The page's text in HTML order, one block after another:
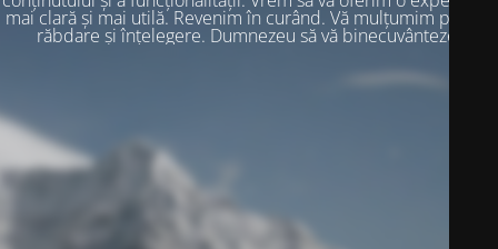
mai clară și mai utilă. Revenim în curând. Vă mulțumim pentru
răbdare și înțelegere. Dumnezeu să vă binecuvânteze.